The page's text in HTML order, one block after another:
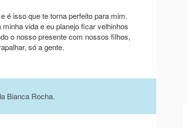
é isso que te torna perfeito para mim.
vida e eu planejo ficar velhinhos
o nosso presente com nossos filhos,
só a gente.
Bianca Rocha.